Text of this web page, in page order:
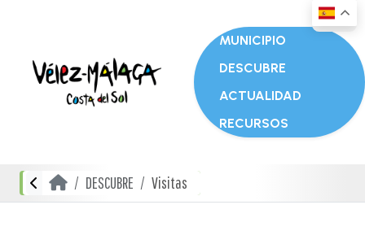
MUNICIPIO
DESCUBRE
ACTUALIDAD
RECURSOS
DESCUBRE Visitas